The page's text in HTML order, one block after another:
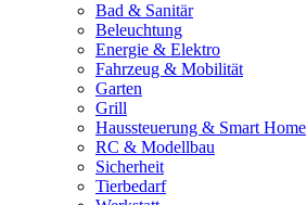
Bad & Sanitär
Beleuchtung
Energie & Elektro
Fahrzeug & Mobilität
Garten
Grill
Haussteuerung & Smart Home
RC & Modellbau
Sicherheit
Tierbedarf